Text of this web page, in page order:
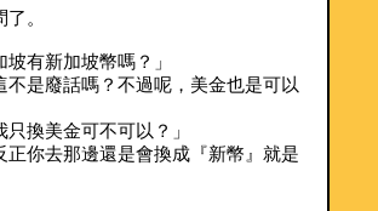
。
坡有新加坡幣嗎？」
不是廢話嗎？不過呢，美金也是可以
只換美金可不可以？」
正你去那邊還是會換成『新幣』就是